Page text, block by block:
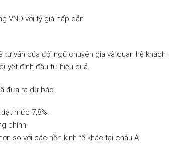
VND với tỷ giá hấp dẫn
vấn của đội ngũ chuyên gia và quan hệ khách
định đầu tư hiệu quả.
đưa ra dự báo
mức 7,8%.
chính
so với các nền kinh tế khác tại châu Á